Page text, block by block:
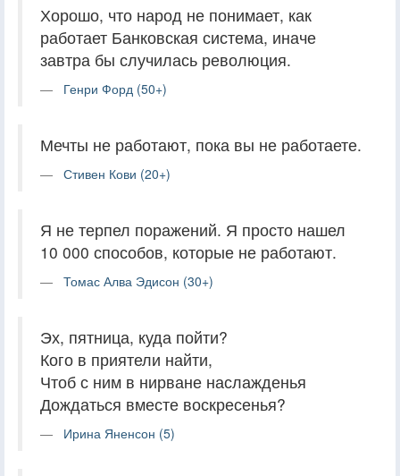
Хорошо, что народ не понимает, как
работает Банковская система, иначе
завтра бы случилась революция.
Генри Форд (50+)
Мечты не работают, пока вы не работаете.
Стивен Кови (20+)
Я не терпел поражений. Я просто нашел
10 000 способов, которые не работают.
Томас Алва Эдисон (30+)
Эх, пятница, куда пойти?
Кого в приятели найти,
Чтоб с ним в нирване наслажденья
Дождаться вместе воскресенья?
Ирина Яненсон (5)